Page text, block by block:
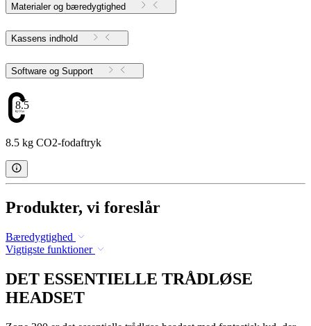
Materialer og bæredygtighed
Kassens indhold
Software og Support
8.5
8.5 kg CO2-fodaftryk
Produkter, vi foreslår
Bæredygtighed
Vigtigste funktioner
DET ESSENTIELLE TRÅDLØSE
HEADSET